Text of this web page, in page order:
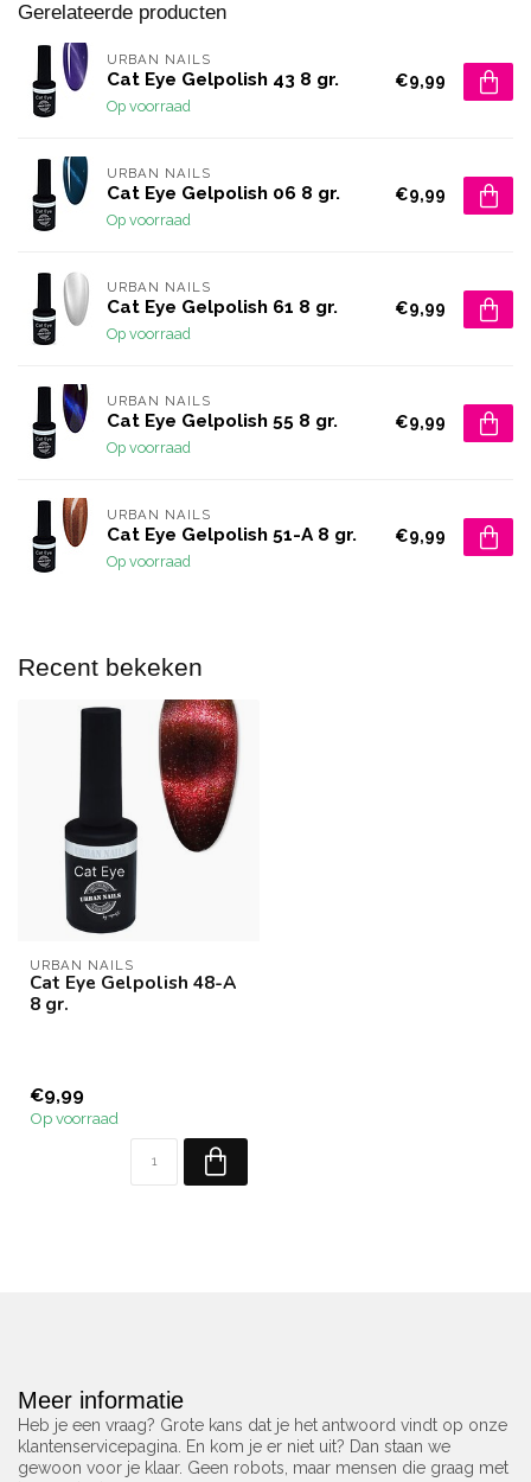
Gerelateerde producten
URBAN NAILS
Cat Eye Gelpolish 43 8 gr.
Op voorraad
€9,99
URBAN NAILS
Cat Eye Gelpolish 06 8 gr.
Op voorraad
€9,99
URBAN NAILS
Cat Eye Gelpolish 61 8 gr.
Op voorraad
€9,99
URBAN NAILS
Cat Eye Gelpolish 55 8 gr.
Op voorraad
€9,99
URBAN NAILS
Cat Eye Gelpolish 51-A 8 gr.
Op voorraad
€9,99
Recent bekeken
URBAN NAILS
Cat Eye Gelpolish 48-A
8 gr.
€9,99
Op voorraad
Meer informatie
Heb je een vraag? Grote kans dat je het antwoord vindt op onze
klantenservicepagina. En kom je er niet uit? Dan staan we
gewoon voor je klaar. Geen robots, maar mensen die graag met